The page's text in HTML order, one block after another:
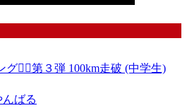
🚴‍♀️第３弾 100km走破 (中学生)
ばる